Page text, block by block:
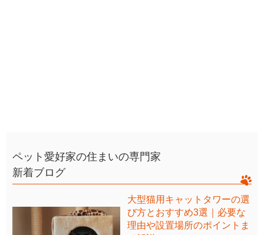
ペット愛好家の住まいの専門家
新着ブログ
大型猫用キャットタワーの選
び方とおすすめ3選｜必要な
理由や設置場所のポイントま